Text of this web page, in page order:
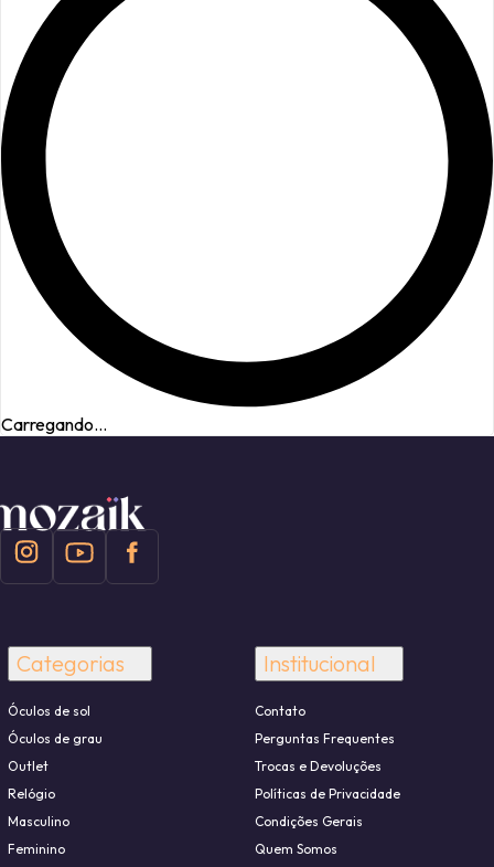
Carregando...
Categorias
Óculos de sol
Óculos de grau
Outlet
Relógio
Masculino
Feminino
Institucional
Contato
Perguntas Frequentes
Trocas e Devoluções
Políticas de Privacidade
Condições Gerais
Quem Somos